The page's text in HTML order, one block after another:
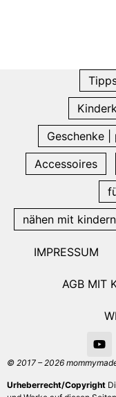
Geschenke |
Accessoires
nähen mit
IMPRESSUM
AGB MIT
© 2017 – 2026
Urheberrecht/Copyright